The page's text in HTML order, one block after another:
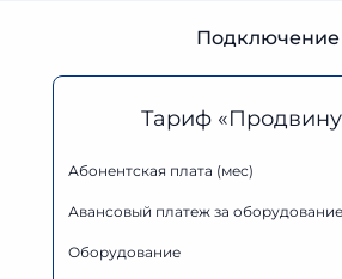
Подключение
Тариф
Абонентская плата (мес)
Авансовый платеж за оборудование
Оборудование